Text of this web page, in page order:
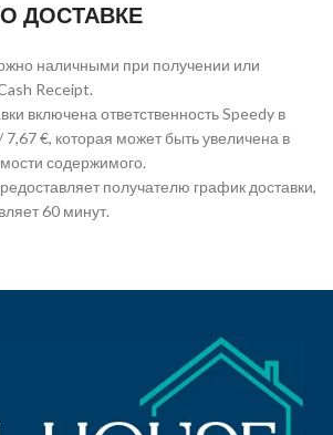
ДОСТАВКЕ
наличными при получении или
Receipt.
включена ответственность Speedy в
€, которая может быть увеличена в
содержимого.
получателю график доставки,
60 минут.